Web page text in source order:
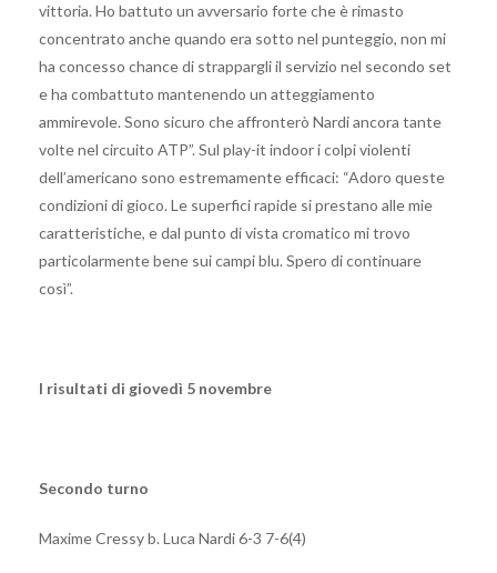
vittoria. Ho battuto un avversario forte che è rimasto
concentrato anche quando era sotto nel punteggio, non mi
ha concesso chance di strappargli il servizio nel secondo set
e ha combattuto mantenendo un atteggiamento
ammirevole. Sono sicuro che affronterò Nardi ancora tante
volte nel circuito ATP”. Sul play-it indoor i colpi violenti
dell’americano sono estremamente efficaci: “Adoro queste
condizioni di gioco. Le superfici rapide si prestano alle mie
caratteristiche, e dal punto di vista cromatico mi trovo
particolarmente bene sui campi blu. Spero di continuare
così”.
I risultati di giovedì 5 novembre
Secondo turno
Maxime Cressy b. Luca Nardi 6-3 7-6(4)